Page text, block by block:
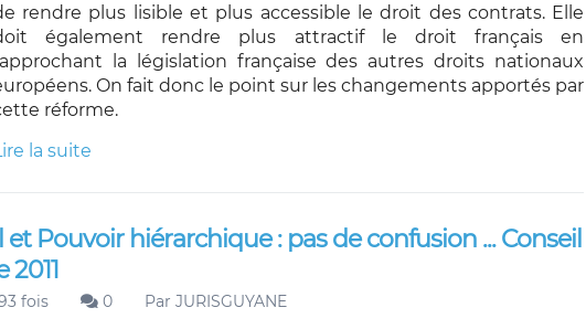
rendre plus lisible et plus accessible le droit des contrats. Elle
également rendre plus attractif le droit français en
la législation française des autres droits nationaux
On fait donc le point sur les changements apportés par
réforme.
la suite
Pouvoir hiérarchique : pas de confusion ... Conseil
fois 0 Par JURISGUYANE